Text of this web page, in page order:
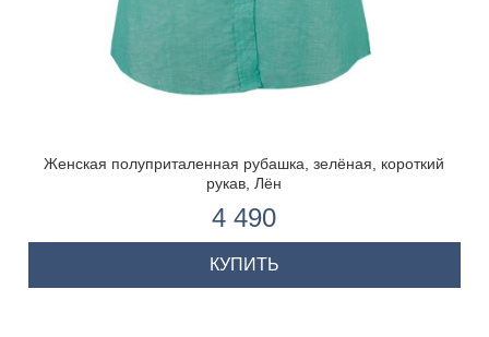
Женская полуприталенная рубашка, зелёная, короткий
рукав, Лён
4 490
КУПИТЬ